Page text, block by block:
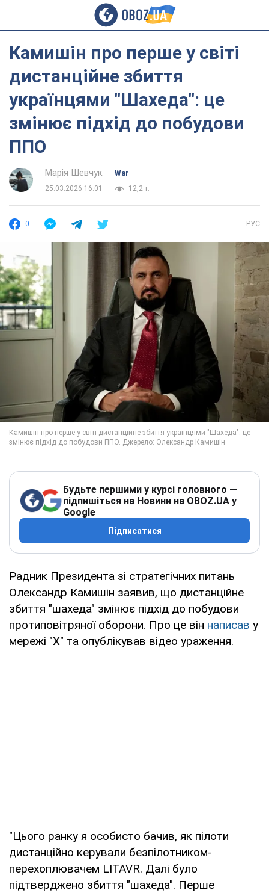
Камишін про перше у світі
дистанційне збиття
українцями "Шахеда": це
змінює підхід до побудови
ППО
Марія Шевчук
War
25.03.2026 16:01
12,2 т.
0 РУС
Будьте першими у курсі головного —
підпишіться на Новини на OBOZ.UA у
Google
Підписатися
Радник Президента зі стратегічних питань
Олександр Камишін заявив, що дистанційне
збиття "шахеда" змінює підхід до побудови
протиповітряної оборони. Про це він написав у
мережі "Х" та опублікував відео ураження.
"Цього ранку я особисто бачив, як пілоти
дистанційно керували безпілотником-
перехоплювачем LITAVR. Далі було
підтверджено збиття "шахеда". Перше